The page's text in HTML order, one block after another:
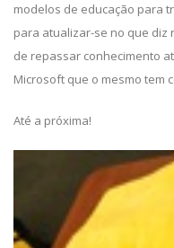
modelos de educação para
para atualizar-se no que diz
de repassar conhecimento
Microsoft que o mesmo tem
Até a próxima!